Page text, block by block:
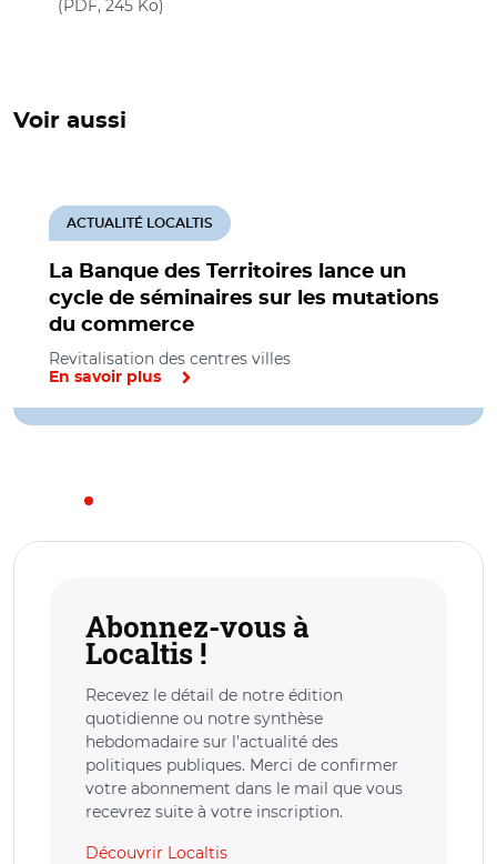
(PDF, 245 Ko)
Voir aussi
La Banque des Territoires lance un
cycle de séminaires sur les mutations
du commerce
ACTUALITÉ LOCALTIS
Revitalisation des centres villes
En savoir plus
Abonnez-vous à
Localtis !
Recevez le détail de notre édition
quotidienne ou notre synthèse
hebdomadaire sur l’actualité des
politiques publiques. Merci de confirmer
votre abonnement dans le mail que vous
recevrez suite à votre inscription.
Découvrir Localtis